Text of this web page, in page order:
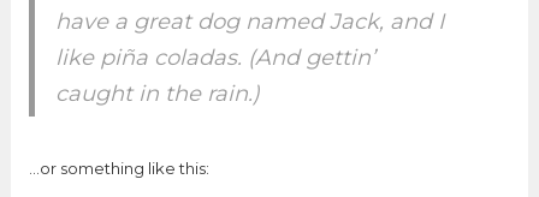
have a great dog named Jack, and I
like piña coladas. (And gettin’
caught in the rain.)
…or something like this: